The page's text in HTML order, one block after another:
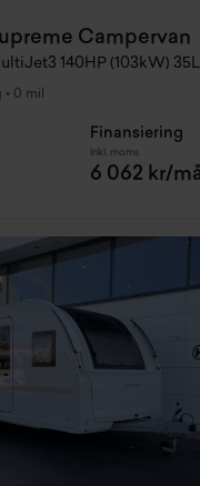
Campervan
140HP (103kW) 35L
• 0 mil
Finansiering
Inkl. moms
6 062 kr/